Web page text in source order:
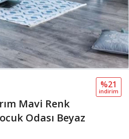
Mavi Renk
Odası Beyaz
%21
i̇ndi̇ri̇m